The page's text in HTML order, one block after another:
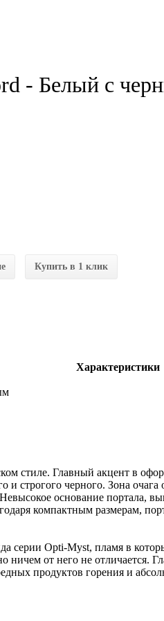
- Белый с
Купить в 1 клик
Характеристики
стиле. Главный акцент в
и строгого черного. Зона очага
основание портала,
компактным размерам,
серии Opti-Myst, пламя в
от него не отличается.
продуктов горения и